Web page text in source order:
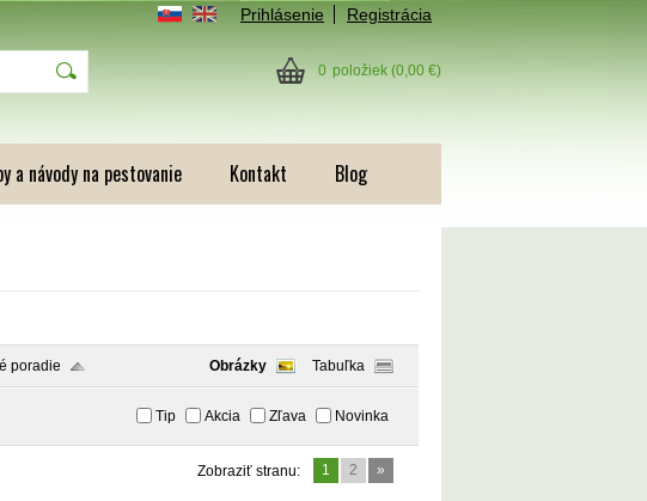
Prihlásenie Registrácia
0 položiek (0,00 €)
a návody na pestovanie Kontakt Blog
poradie Obrázky Tabuľka
Tip Akcia Zľava Novinka
Zobraziť stranu: 1 2 »